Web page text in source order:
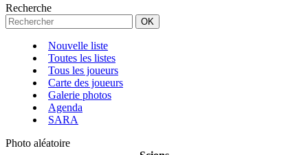
Recherche
Nouvelle liste
Toutes les listes
Tous les joueurs
Carte des joueurs
Galerie photos
Agenda
SARA
Photo aléatoire